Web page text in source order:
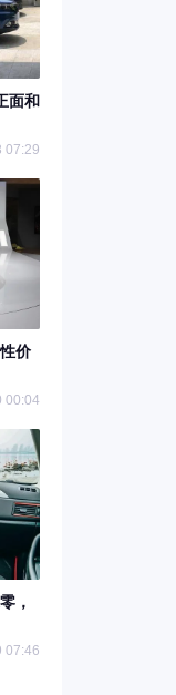
面和
07:29
价
00:04
，
07:46